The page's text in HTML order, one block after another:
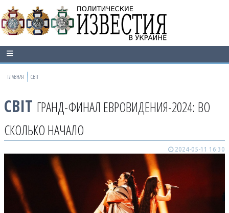
ГЛАВНАЯ СВІТ
СВІТ ГРАНД-ФИНАЛ ЕВРОВИДЕНИЯ-2024: ВО
СКОЛЬКО НАЧАЛО
2024-05-11 16:30